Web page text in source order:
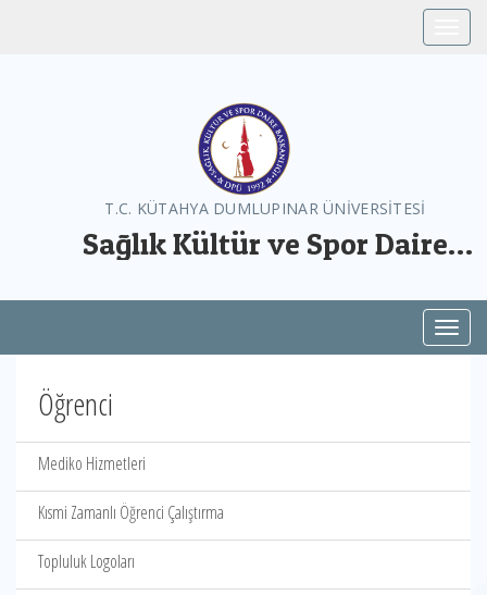
T.C. KÜTAHYA DUMLUPINAR ÜNİVERSİTESİ
Sağlık Kültür ve Spor Daire
Öğrenci
Mediko Hizmetleri
Kısmi Zamanlı Öğrenci Çalıştırma
Topluluk Logoları